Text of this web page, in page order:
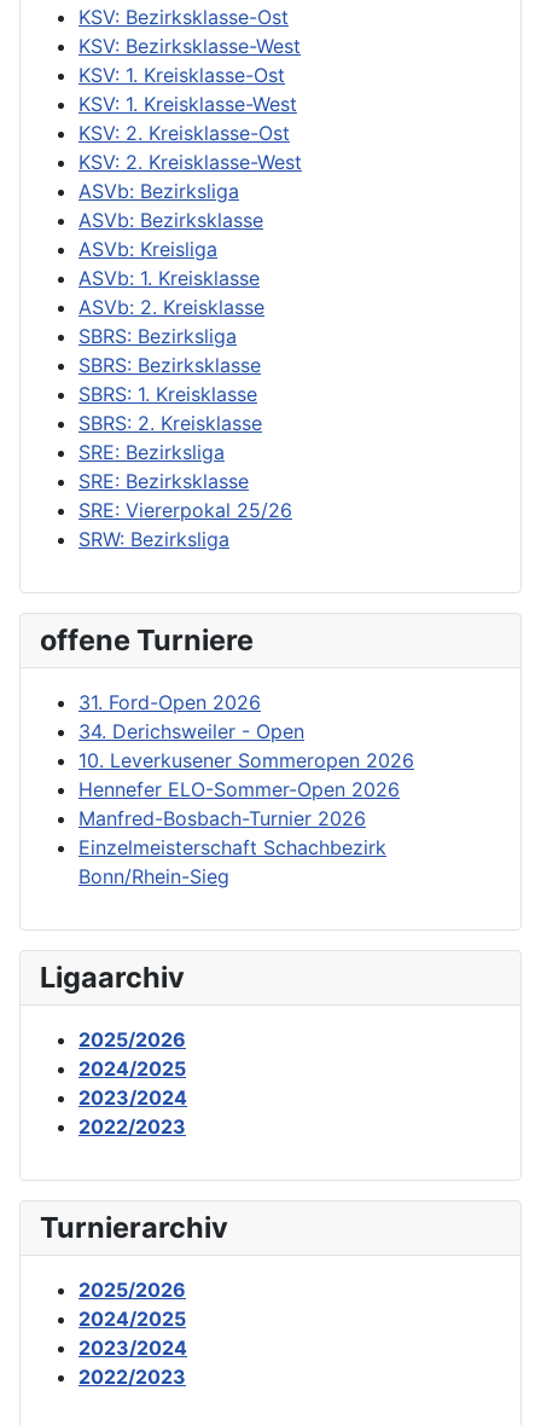
KSV: Bezirksklasse-Ost
KSV: Bezirksklasse-West
KSV: 1. Kreisklasse-Ost
KSV: 1. Kreisklasse-West
KSV: 2. Kreisklasse-Ost
KSV: 2. Kreisklasse-West
ASVb: Bezirksliga
ASVb: Bezirksklasse
ASVb: Kreisliga
ASVb: 1. Kreisklasse
ASVb: 2. Kreisklasse
SBRS: Bezirksliga
SBRS: Bezirksklasse
SBRS: 1. Kreisklasse
SBRS: 2. Kreisklasse
SRE: Bezirksliga
SRE: Bezirksklasse
SRE: Viererpokal 25/26
SRW: Bezirksliga
offene Turniere
31. Ford-Open 2026
34. Derichsweiler - Open
10. Leverkusener Sommeropen 2026
Hennefer ELO-Sommer-Open 2026
Manfred-Bosbach-Turnier 2026
Einzelmeisterschaft Schachbezirk
Bonn/Rhein-Sieg
Ligaarchiv
2025/2026
2024/2025
2023/2024
2022/2023
Turnierarchiv
2025/2026
2024/2025
2023/2024
2022/2023